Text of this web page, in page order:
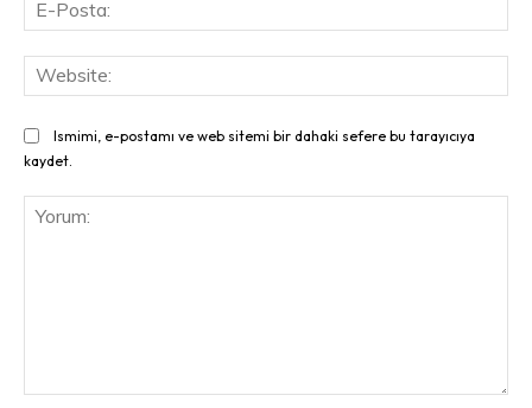
Ismimi, e-postamı ve web sitemi bir dahaki sefere bu tarayıcıya
kaydet.